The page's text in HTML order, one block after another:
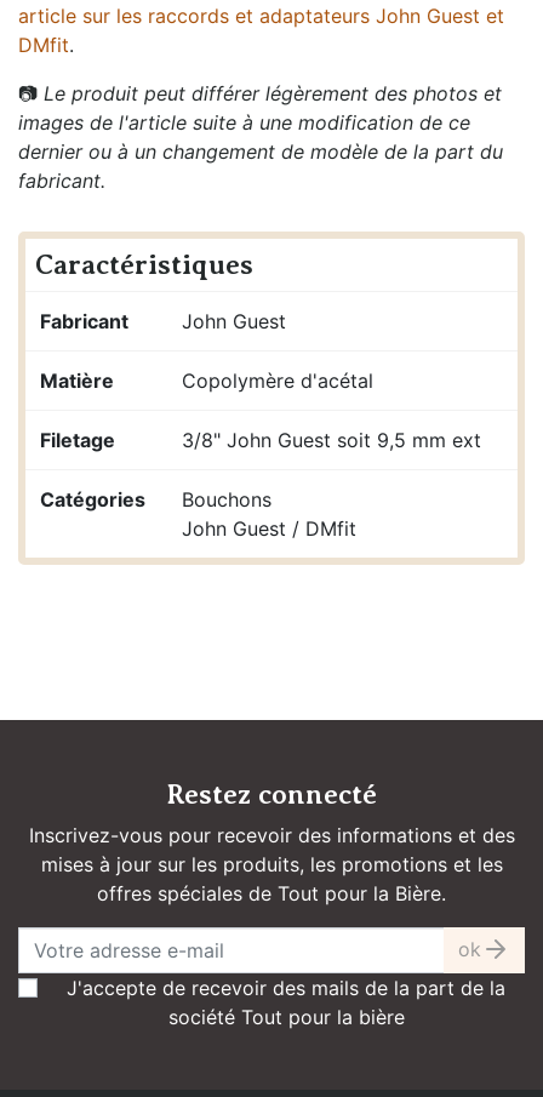
article sur les raccords et adaptateurs John Guest et
DMfit.
📷 Le produit peut différer légèrement des photos et
images de l'article suite à une modification de ce
dernier ou à un changement de modèle de la part du
fabricant.
Caractéristiques
Fabricant John Guest
Matière Copolymère d'acétal
Filetage 3/8" John Guest soit 9,5 mm ext
Catégories
Bouchons
John Guest / DMfit
Restez connecté
Inscrivez-vous pour recevoir des informations et des
mises à jour sur les produits, les promotions et les
offres spéciales de Tout pour la Bière.
ok
J'accepte de recevoir des mails de la part de la
société Tout pour la bière